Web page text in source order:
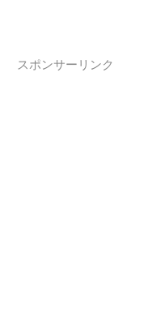
スポンサーリンク